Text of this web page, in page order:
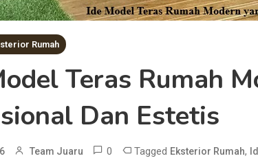
Rumah
Teras Rumah
Dan Estetis
Team Juaru 0 Tagged Eksterior Rumah,